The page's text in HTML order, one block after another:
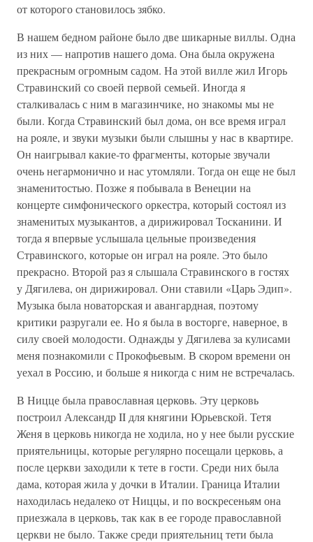
от которого становилось зябко.
В нашем бедном районе было две шикарные виллы. Одна
из них — напротив нашего дома. Она была окружена
прекрасным огромным садом. На этой вилле жил Игорь
Стравинский со своей первой семьей. Иногда я
сталкивалась с ним в магазинчике, но знакомы мы не
были. Когда Стравинский был дома, он все время играл
на рояле, и звуки музыки были слышны у нас в квартире.
Он наигрывал какие-то фрагменты, которые звучали
очень негармонично и нас утомляли. Тогда он еще не был
знаменитостью. Позже я побывала в Венеции на
концерте симфонического оркестра, который состоял из
знаменитых музыкантов, а дирижировал Тосканини. И
тогда я впервые услышала цельные произведения
Стравинского, которые он играл на рояле. Это было
прекрасно. Второй раз я слышала Стравинского в гостях
у Дягилева, он дирижировал. Они ставили «Царь Эдип».
Музыка была новаторская и авангардная, поэтому
критики разругали ее. Но я была в восторге, наверное, в
силу своей молодости. Однажды у Дягилева за кулисами
меня познакомили с Прокофьевым. В скором времени он
уехал в Россию, и больше я никогда с ним не встречалась.
В Ницце была православная церковь. Эту церковь
построил Александр II для княгини Юрьевской. Тетя
Женя в церковь никогда не ходила, но у нее были русские
приятельницы, которые регулярно посещали церковь, а
после церкви заходили к тете в гости. Среди них была
дама, которая жила у дочки в Италии. Граница Италии
находилась недалеко от Ниццы, и по воскресеньям она
приезжала в церковь, так как в ее городе православной
церкви не было. Также среди приятельниц тети была